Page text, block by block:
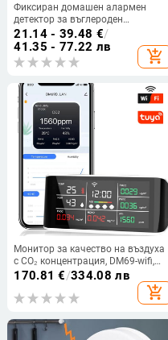
Фиксиран домашен алармен
детектор за въглероден
монооксид JM-YK-618 от Yun
Zhibang - (диапазон на алармата
150 ppm, точност 0.01 ppm,
детекция на CO)
21.14 - 39.48 €/
41.35 - 77.22 лв
add_shopping_cart
Монитор за качество на въздуха
с CO₂ концентрация, DM69-wifi,
Tuya Wi‑Fi, USB захранване, 400–
5000 ppm, точност 50 ppm ±3%
170.81 €/334.08 лв
add_shopping_cart